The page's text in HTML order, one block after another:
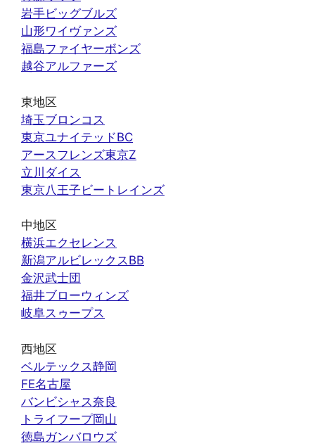
岩手ビッグブルズ
山形ワイヴァンズ
福島ファイヤーボンズ
越谷アルファーズ
東地区
埼玉ブロンコス
東京ユナイテッドBC
アースフレンズ東京Z
立川ダイス
東京八王子ビートレインズ
中地区
横浜エクセレンス
新潟アルビレックスBB
金沢武士団
福井ブローウィンズ
岐阜スゥープス
西地区
ベルテックス静岡
FE名古屋
バンビシャス奈良
トライフープ岡山
徳島ガンバロウズ